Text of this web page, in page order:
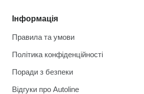
Інформація
Правила та умови
Політика конфіденційності
Поради з безпеки
Відгуки про Autoline